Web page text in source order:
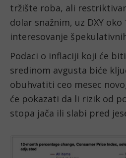
tržište roba, ali
dolar snažnim, uz DXY oko
interesovanje
Podaci o inflaciji koji će
sredinom avgusta biće
obuhvatiti ceo mesec
će pokazati da li rizik od
stopa jača ili slabi pred